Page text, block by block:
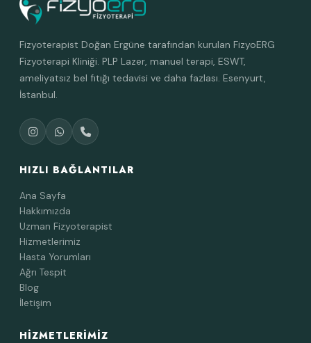
Fizyoterapist Doğan Ergüne tarafından kurulan FizyoERG
Fizyoterapi Kliniği. PLP Lazer, manuel terapi, ESWT,
ameliyatsız bel fıtığı tedavisi ve daha fazlası. Esenyurt,
İstanbul.
HIZLI BAĞLANTILAR
Ana Sayfa
Hakkımızda
Uzman Fizyoterapist
Hizmetlerimiz
Hasta Yorumları
Ağrı Tespit
Blog
İletişim
HIZMETLERIMIZ